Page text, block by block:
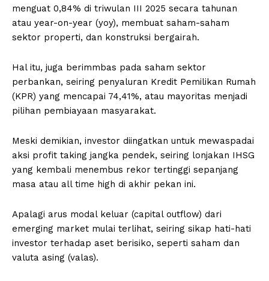
menguat 0,84% di triwulan III 2025 secara tahunan
atau year-on-year (yoy), membuat saham-saham
sektor properti, dan konstruksi bergairah.
Hal itu, juga berimmbas pada saham sektor
perbankan, seiring penyaluran Kredit Pemilikan Rumah
(KPR) yang mencapai 74,41%, atau mayoritas menjadi
pilihan pembiayaan masyarakat.
Meski demikian, investor diingatkan untuk mewaspadai
aksi profit taking jangka pendek, seiring lonjakan IHSG
yang kembali menembus rekor tertinggi sepanjang
masa atau all time high di akhir pekan ini.
Apalagi arus modal keluar (capital outflow) dari
emerging market mulai terlihat, seiring sikap hati-hati
investor terhadap aset berisiko, seperti saham dan
valuta asing (valas).